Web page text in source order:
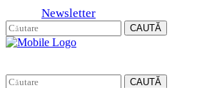
Newsletter
CAUTĂ
CAUTĂ